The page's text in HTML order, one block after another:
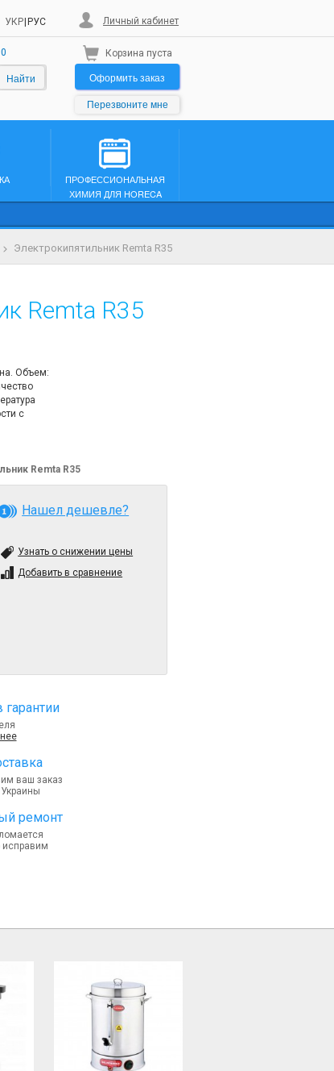
РУС
УКР Личный кабинет
Найти
Корзина пуста
Оформить заказ
Перезвоните мне
ПРОФЕССИОНАЛЬНАЯ
ХИМИЯ ДЛЯ HORECA
Электрокипятильник Remta R35
Remta R35
Объем:
с
Remta R35
Нашел дешевле?
Узнать о снижении цены
Добавить в сравнение
ваш заказ
ремонт
исправим